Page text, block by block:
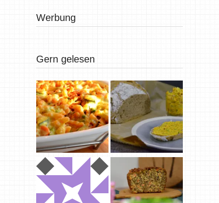
Werbung
Gern gelesen